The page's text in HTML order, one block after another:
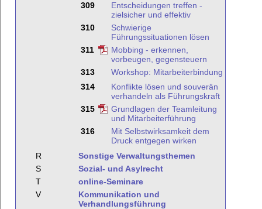
309
Entscheidungen treffen -
zielsicher und effektiv
310
Schwierige
Führungssituationen lösen
311
Mobbing - erkennen,
vorbeugen, gegensteuern
313
Workshop: Mitarbeiterbindung
314
Konflikte lösen und souverän
verhandeln als Führungskraft
315
Grundlagen der Teamleitung
und Mitarbeiterführung
316
Mit Selbstwirksamkeit dem
Druck entgegen wirken
R
Sonstige Verwaltungsthemen
S
Sozial- und Asylrecht
T
online-Seminare
V
Kommunikation und
Verhandlungsführung